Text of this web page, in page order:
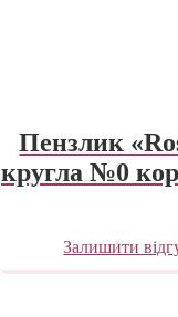
Пензлик
кругла №0
Залишити